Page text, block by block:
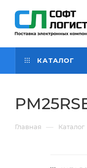
КАТАЛОГ
Главная — Каталог